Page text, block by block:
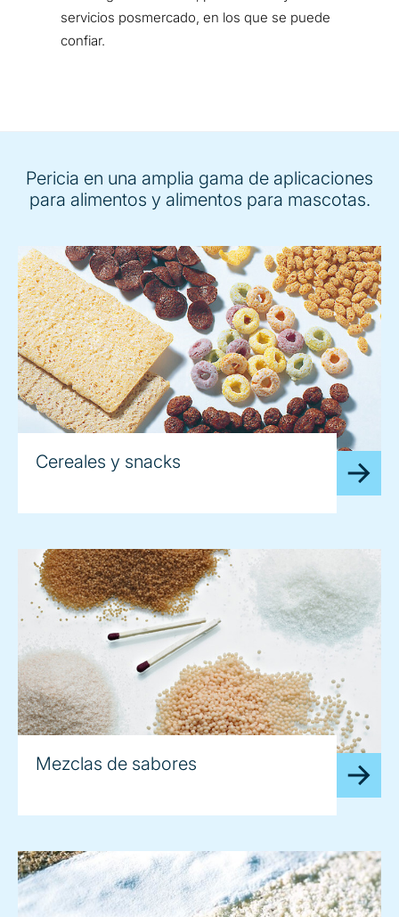
servicios posmercado, en los que se puede
confiar.
Pericia en una amplia gama de aplicaciones
para alimentos y alimentos para mascotas.
Cereales y snacks
Mezclas de sabores